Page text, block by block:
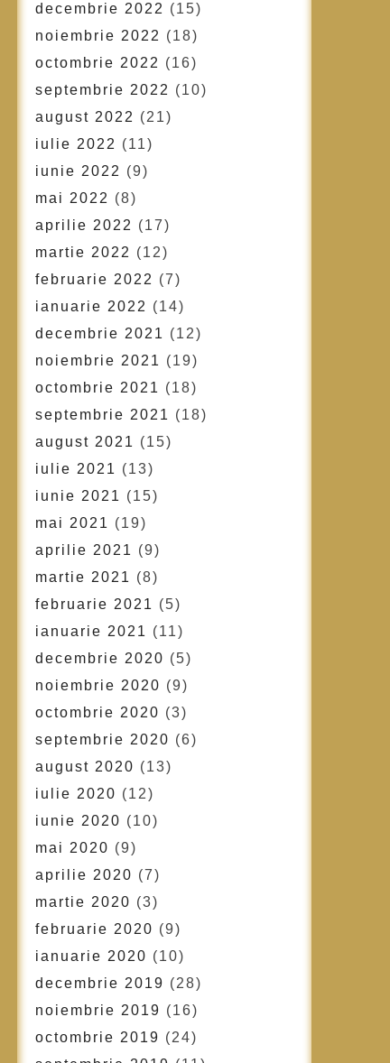
decembrie 2022 (15)
noiembrie 2022 (18)
octombrie 2022 (16)
septembrie 2022 (10)
august 2022 (21)
iulie 2022 (11)
iunie 2022 (9)
mai 2022 (8)
aprilie 2022 (17)
martie 2022 (12)
februarie 2022 (7)
ianuarie 2022 (14)
decembrie 2021 (12)
noiembrie 2021 (19)
octombrie 2021 (18)
septembrie 2021 (18)
august 2021 (15)
iulie 2021 (13)
iunie 2021 (15)
mai 2021 (19)
aprilie 2021 (9)
martie 2021 (8)
februarie 2021 (5)
ianuarie 2021 (11)
decembrie 2020 (5)
noiembrie 2020 (9)
octombrie 2020 (3)
septembrie 2020 (6)
august 2020 (13)
iulie 2020 (12)
iunie 2020 (10)
mai 2020 (9)
aprilie 2020 (7)
martie 2020 (3)
februarie 2020 (9)
ianuarie 2020 (10)
decembrie 2019 (28)
noiembrie 2019 (16)
octombrie 2019 (24)